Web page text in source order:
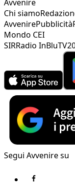
Avvenire
Chi siamo
AvvenirePubblicità
Mondo CEI
SIRRadio InBlu
Segui Avvenire su